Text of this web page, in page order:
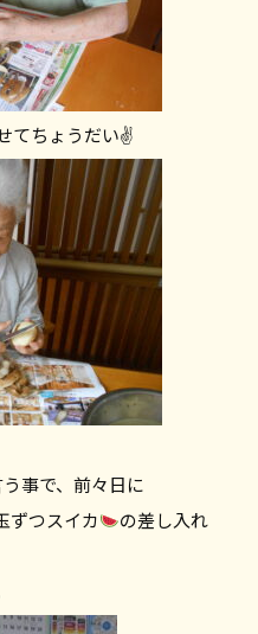
てちょうだい✌
事で、前々日に
ずつスイカ
の差し入れ